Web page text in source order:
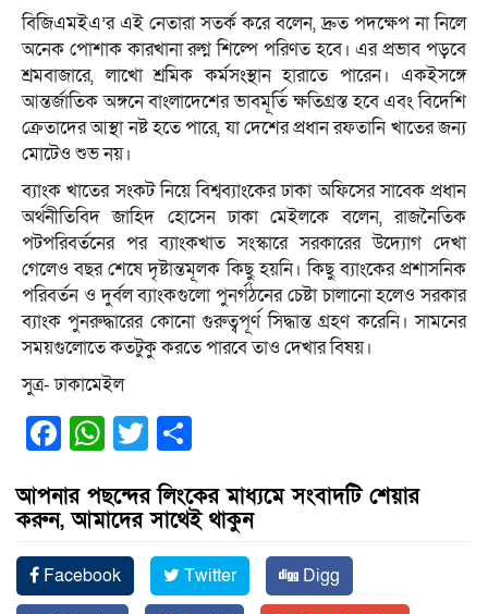
বিজিএমইএ’র এই নেতারা সতর্ক করে বলেন, দ্রুত পদক্ষেপ না নিলে
অনেক পোশাক কারখানা রুগ্ন শিল্পে পরিণত হবে। এর প্রভাব পড়বে
শ্রমবাজারে, লাখো শ্রমিক কর্মসংস্থান হারাতে পারেন। একইসঙ্গে
আন্তর্জাতিক অঙ্গনে বাংলাদেশের ভাবমূর্তি ক্ষতিগ্রস্ত হবে এবং বিদেশি
ক্রেতাদের আস্থা নষ্ট হতে পারে, যা দেশের প্রধান রফতানি খাতের জন্য
মোটেও শুভ নয়।
ব্যাংক খাতের সংকট নিয়ে বিশ্বব্যাংকের ঢাকা অফিসের সাবেক প্রধান
অর্থনীতিবিদ জাহিদ হোসেন ঢাকা মেইলকে বলেন, রাজনৈতিক
পটপরিবর্তনের পর ব্যাংকখাত সংস্কারে সরকারের উদ্যোগ দেখা
গেলেও বছর শেষে দৃষ্টান্তমূলক কিছু হয়নি। কিছু ব্যাংকের প্রশাসনিক
পরিবর্তন ও দুর্বল ব্যাংকগুলো পুনর্গঠনের চেষ্টা চালানো হলেও সরকার
ব্যাংক পুনরুদ্ধারের কোনো গুরুত্বপূর্ণ সিদ্ধান্ত গ্রহণ করেনি। সামনের
সময়গুলোতে কতটুকু করতে পারবে তাও দেখার বিষয়।
সুত্র- ঢাকামেইল
Facebook
WhatsApp
Twitter
আপনার পছন্দের লিংকের মাধ্যমে সংবাদটি শেয়ার
করুন, আমাদের সাথেই থাকুন
Facebook Twitter
Digg